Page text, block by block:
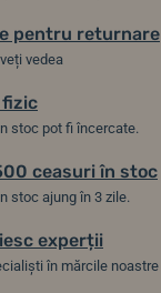
pentru returnare
vedea
fizic
stoc pot fi încercate.
ceasuri în stoc
stoc ajung în 3 zile.
experții
în mărcile noastre